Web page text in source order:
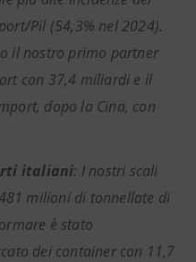
Pil (54,3% nel 2024).
il nostro primo partner
con 37,4 miliardi e il
dopo la Cina, con
italiani: I nostri scali
milioni di tonnellate di
è stato
dei container con 11,7